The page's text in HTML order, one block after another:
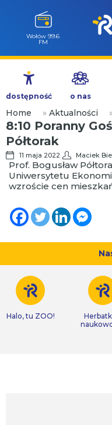
Przejdź
treści
Wołów 99.6
FM
dostępność o nas
Home » Aktualności »
8:10 Poranny
Półtorak
11 maja 2022 Maciek
Prof. Bogusław
Uniwersytetu
wzroście cen
Halo, tu ZOO!